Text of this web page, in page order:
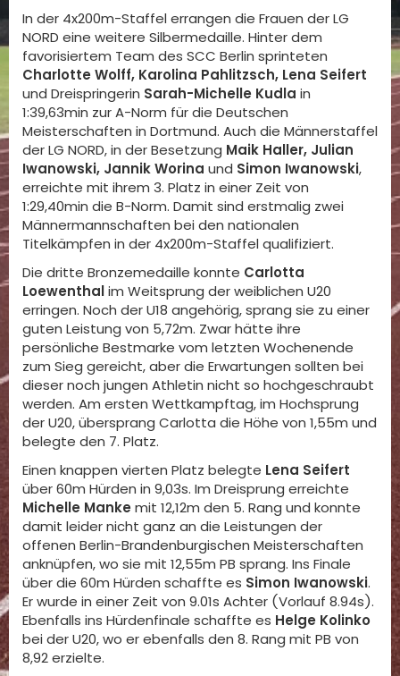
In der 4x200m-Staffel errangen die Frauen der LG
NORD eine weitere Silbermedaille. Hinter dem
favorisiertem Team des SCC Berlin sprinteten
Charlotte Wolff, Karolina Pahlitzsch, Lena Seifert
und Dreispringerin Sarah-Michelle Kudla in
1:39,63min zur A-Norm für die Deutschen
Meisterschaften in Dortmund. Auch die Männerstaffel
der LG NORD, in der Besetzung Maik Haller, Julian
Iwanowski, Jannik Worina und Simon Iwanowski,
erreichte mit ihrem 3. Platz in einer Zeit von
1:29,40min die B-Norm. Damit sind erstmalig zwei
Männermannschaften bei den nationalen
Titelkämpfen in der 4x200m-Staffel qualifiziert.
Die dritte Bronzemedaille konnte Carlotta
Loewenthalim Weitsprung der weiblichen U20
erringen. Noch der U18 angehörig, sprang sie zu einer
guten Leistung von 5,72m. Zwar hätte ihre
persönliche Bestmarke vom letzten Wochenende
zum Sieg gereicht, aber die Erwartungen sollten bei
dieser noch jungen Athletin nicht so hochgeschraubt
werden. Am ersten Wettkampftag, im Hochsprung
der U20, übersprang Carlotta die Höhe von 1,55m und
belegte den 7. Platz.
Einen knappen vierten Platz belegte Lena Seifert
über 60m Hürden in 9,03s. Im Dreisprung erreichte
Michelle Mankemit 12,12m den 5. Rang und konnte
damit leider nicht ganz an die Leistungen der
offenen Berlin-Brandenburgischen Meisterschaften
anknüpfen, wo sie mit 12,55m PB sprang. Ins Finale
über die 60m Hürden schaffte es Simon Iwanowski.
Er wurde in einer Zeit von 9.01s Achter (Vorlauf 8.94s).
Ebenfalls ins Hürdenfinale schaffte es Helge Kolinko
bei der U20, wo er ebenfalls den 8. Rang mit PB von
8,92 erzielte.